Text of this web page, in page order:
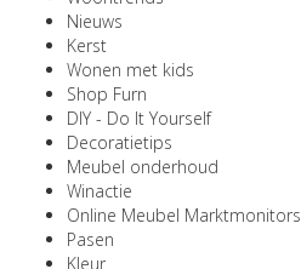
Nieuws
Kerst
Wonen met kids
Shop Furn
DIY - Do It Yourself
Decoratietips
Meubel onderhoud
Winactie
Online Meubel Marktmonitors
Pasen
Kleur